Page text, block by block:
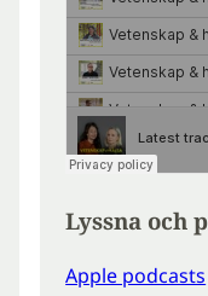
Lyssna och
Apple podcasts